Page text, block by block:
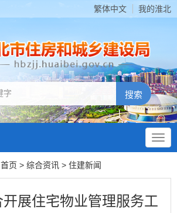
繁体中文 我的淮北
首页 > 综合资讯 > 住建新闻
展住宅物业管理服务工